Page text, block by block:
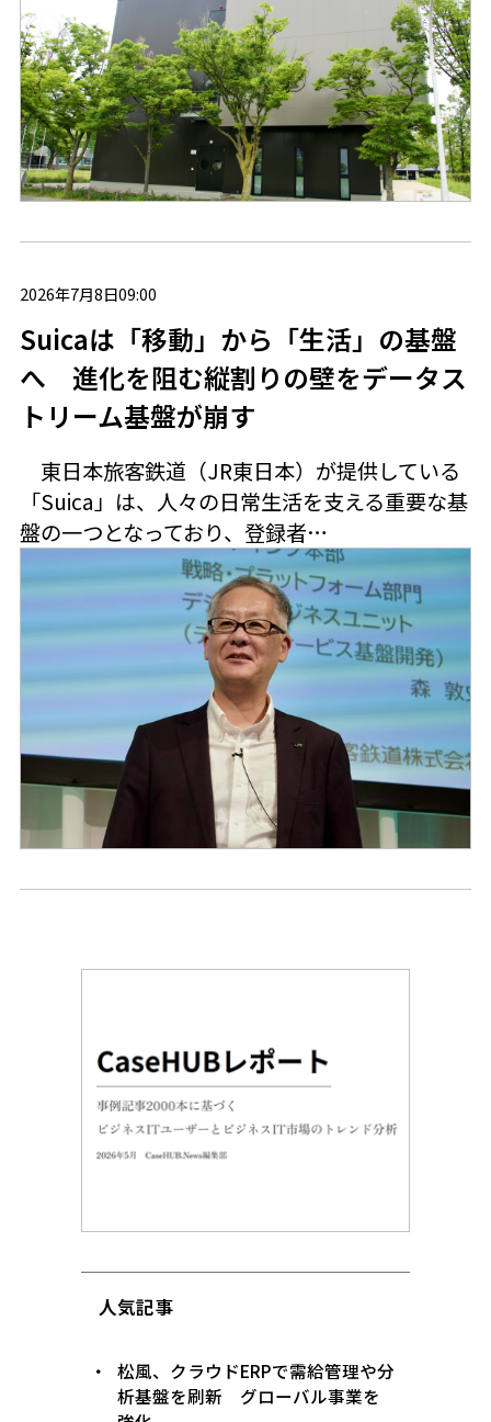
2026年7月8日09:00
Suicaは「移動」から「生活」の基盤
へ 進化を阻む縦割りの壁をデータス
トリーム基盤が崩す
東日本旅客鉄道（JR東日本）が提供している
「Suica」は、人々の日常生活を支える重要な基
盤の一つとなっており、登録者…
人気記事
松風、クラウドERPで需給管理や分
析基盤を刷新 グローバル事業を